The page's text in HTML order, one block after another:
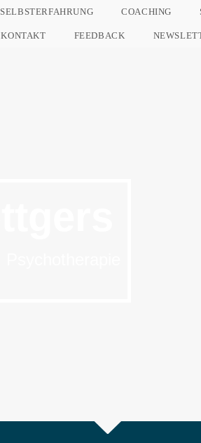
SELBSTERFAHRUNG COACHING
KONTAKT FEEDBACK